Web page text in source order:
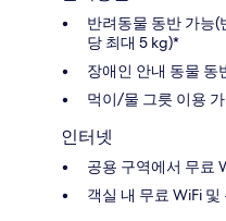
반려동물 동반 가능(
당 최대 5 kg)*
장애인 안내 동물 동
먹이/물 그릇 이용
인터넷
공용 구역에서 무료
객실 내 무료 WiFi